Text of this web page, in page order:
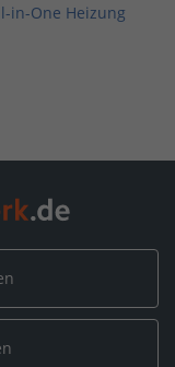
in-One Heizung
in-One Heizung